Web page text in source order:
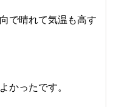
で晴れて気温も高す
かったです。